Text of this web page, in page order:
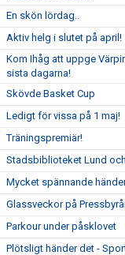
En skön lördag..
Aktiv helg i slutet på april!
Kom Ihåg att uppge
sista dagarna!
Skövde Basket Cup
Ledigt för vissa på 1 maj!
Träningspremiär!
Stadsbiblioteket Lund
Mycket spännande
Glassveckor på
Parkour under påsklovet
Plötsligt händer det -